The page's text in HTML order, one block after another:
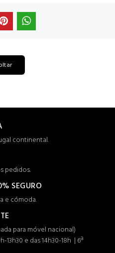
continental.
pedidos.
SEGURO
e cómoda.
para móvel nacional)
13h30 e das 14h30-18h | 6ª